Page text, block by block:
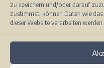
zu speichern und/oder darauf
zustimmst, können Daten wie
dieser Website verarbeiten werden.